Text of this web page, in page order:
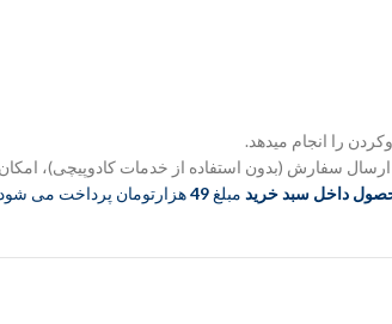
را انجام میدهد.
سفارش (بدون استفاده از خدمات کادوپیچی)،
داخل سبد خرید مبلغ 49هزارتومان پرداخت می